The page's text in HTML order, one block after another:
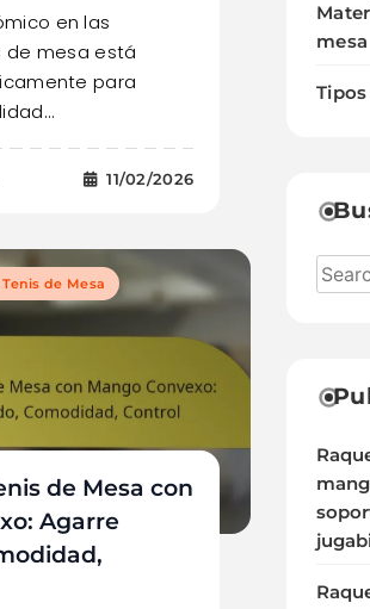
en las
de mesa está
para
11/02/2026
de Mesa
de Mesa con
Agarre
mesa